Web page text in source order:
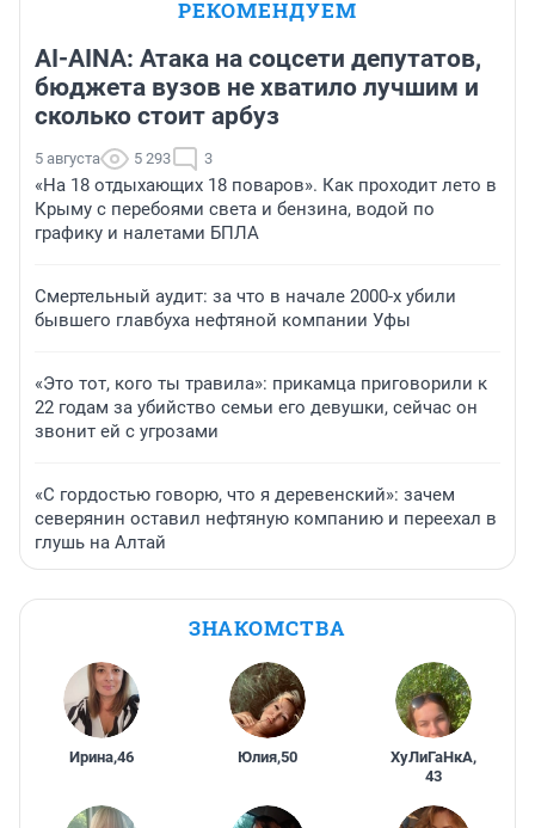
РЕКОМЕНДУЕМ
AI-AINA: Атака на соцсети депутатов,
бюджета вузов не хватило лучшим и
сколько стоит арбуз
5 августа 5 293 3
«На 18 отдыхающих 18 поваров». Как проходит лето в
Крыму с перебоями света и бензина, водой по
графику и налетами БПЛА
Смертельный аудит: за что в начале 2000-х убили
бывшего главбуха нефтяной компании Уфы
«Это тот, кого ты травила»: прикамца приговорили к
22 годам за убийство семьи его девушки, сейчас он
звонит ей с угрозами
«С гордостью говорю, что я деревенский»: зачем
северянин оставил нефтяную компанию и переехал в
глушь на Алтай
ЗНАКОМСТВА
Ирина,46 Юлия,50 ХуЛиГаНкА,
43